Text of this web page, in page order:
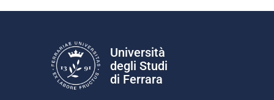
Università
degli Studi
di Ferrara